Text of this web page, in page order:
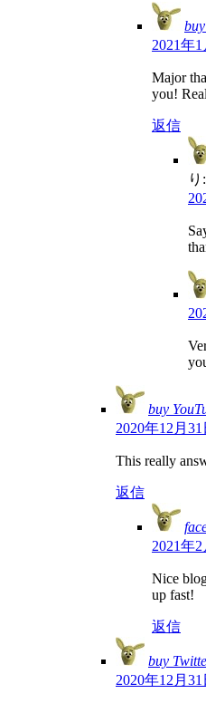
2021年
Major
you!
返信
り:
buy
2020年12月
This really
返信
2021年
Nice
up fast!
返信
buy
2020年12月